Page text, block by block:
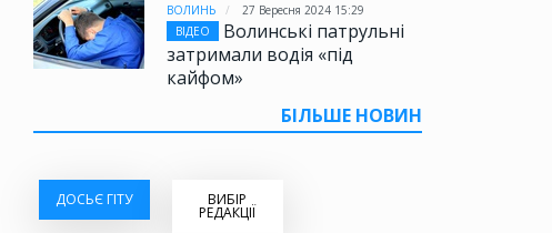
ВОЛИНЬ
27 Вересня 2024 15:29
ВІДЕО
Волинські патрульні
затримали водія «під
кайфом»
БІЛЬШЕ НОВИН
ДОСЬЄ ГІТУ ВИБІР
РЕДАКЦІЇ